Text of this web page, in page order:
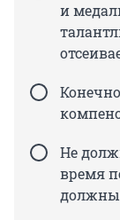
и
Не
время
должны